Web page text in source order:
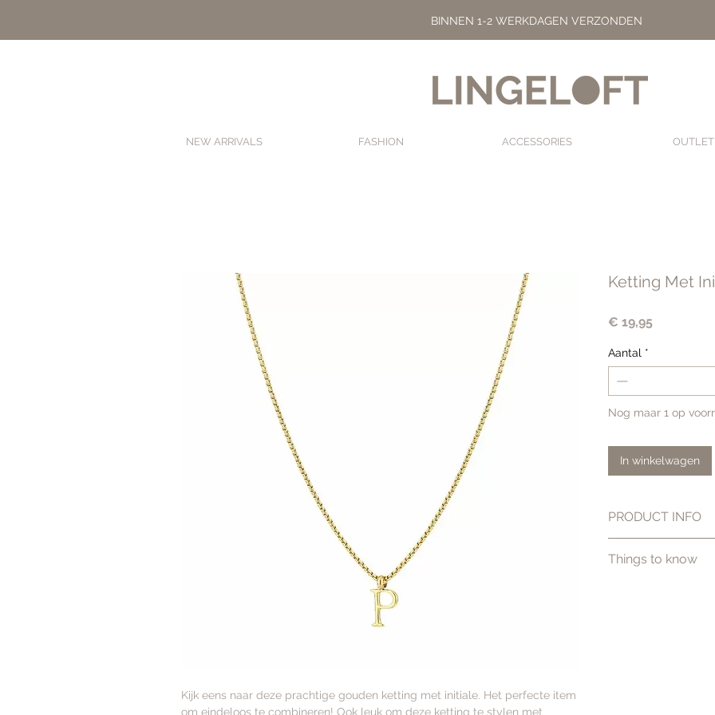
BINNEN 1-2 WERKDAGEN VERZONDEN
NEW ARRIVALS FASHION ACCESSORIES OUTLET
Kijk eens naar deze prachtige gouden ketting met initiale. Het perfecte item
om eindeloos te combineren! Ook leuk om deze ketting te stylen met
Ketting Met
€ 19,95Prijs
Aantal *
Nog maar 1 op
In winkelwagen
PRODUCT INFO
Materiaal:
Things to know